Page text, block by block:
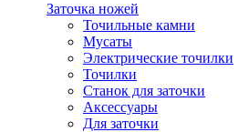
Заточка ножей
Точильные камни
Мусаты
Электрические точилки
Точилки
Станок для заточки
Аксессуары
Для заточки